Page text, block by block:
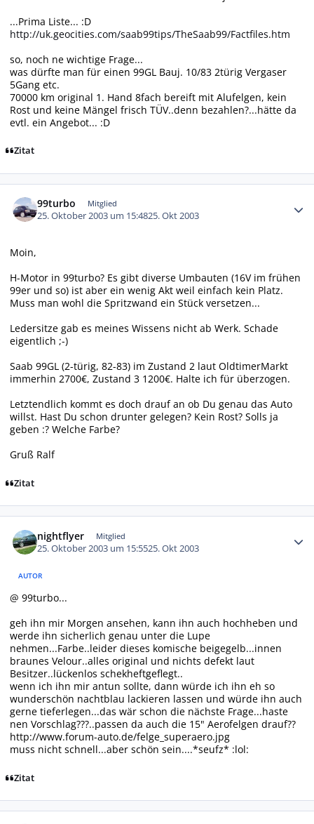
...Prima Liste... :D
http://uk.geocities.com/saab99tips/TheSaab99/Factfiles.htm
so, noch ne wichtige Frage...
was dürfte man für einen 99GL Bauj. 10/83 2türig Vergaser
5Gang etc.
70000 km original 1. Hand 8fach bereift mit Alufelgen, kein
Rost und keine Mängel frisch TÜV..denn bezahlen?...hätte da
evtl. ein Angebot... :D
Zitat
99turbo Mitglied
25. Oktober 2003 um 15:4825. Okt 2003
Moin,
H-Motor in 99turbo? Es gibt diverse Umbauten (16V im frühen
99er und so) ist aber ein wenig Akt weil einfach kein Platz.
Muss man wohl die Spritzwand ein Stück versetzen...
Ledersitze gab es meines Wissens nicht ab Werk. Schade
eigentlich ;-)
Saab 99GL (2-türig, 82-83) im Zustand 2 laut OldtimerMarkt
immerhin 2700€, Zustand 3 1200€. Halte ich für überzogen.
Letztendlich kommt es doch drauf an ob Du genau das Auto
willst. Hast Du schon drunter gelegen? Kein Rost? Solls ja
geben :? Welche Farbe?
Gruß Ralf
Zitat
nightflyer Mitglied
25. Oktober 2003 um 15:5525. Okt 2003
AUTOR
@ 99turbo...
geh ihn mir Morgen ansehen, kann ihn auch hochheben und
werde ihn sicherlich genau unter die Lupe
nehmen...Farbe..leider dieses komische beigegelb...innen
braunes Velour..alles original und nichts defekt laut
Besitzer..lückenlos schekheftgeflegt..
wenn ich ihn mir antun sollte, dann würde ich ihn eh so
wunderschön nachtblau lackieren lassen und würde ihn auch
gerne tieferlegen...das wär schon die nächste Frage...haste
nen Vorschlag???..passen da auch die 15" Aerofelgen drauf??
http://www.forum-auto.de/felge_superaero.jpg
muss nicht schnell...aber schön sein....*seufz* :lol:
Zitat